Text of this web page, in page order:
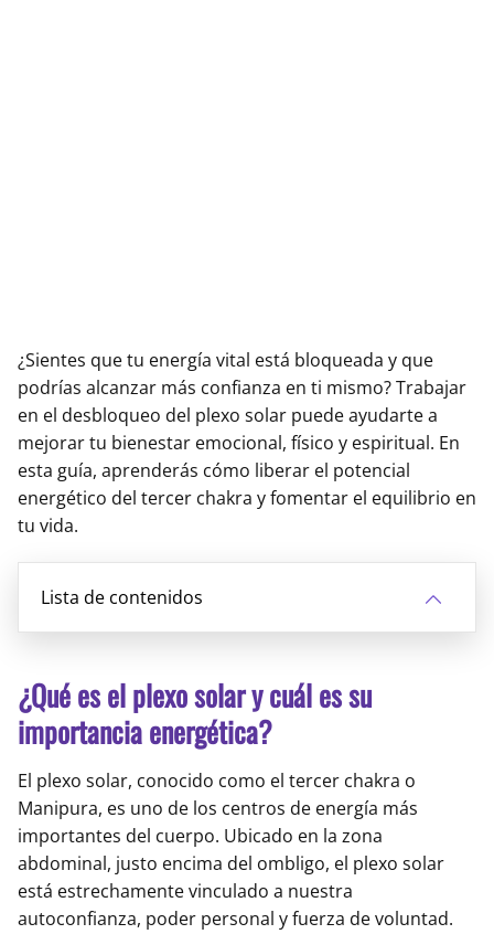
¿Sientes que tu energía vital está bloqueada y que
podrías alcanzar más confianza en ti mismo? Trabajar
en el desbloqueo del plexo solar puede ayudarte a
mejorar tu bienestar emocional, físico y espiritual. En
esta guía, aprenderás cómo liberar el potencial
energético del tercer chakra y fomentar el equilibrio en
tu vida.
Lista de contenidos
¿Qué es el plexo solar y cuál es su
importancia energética?
El plexo solar, conocido como el tercer chakra o
Manipura, es uno de los centros de energía más
importantes del cuerpo. Ubicado en la zona
abdominal, justo encima del ombligo, el plexo solar
está estrechamente vinculado a nuestra
autoconfianza, poder personal y fuerza de voluntad.